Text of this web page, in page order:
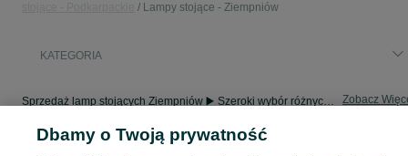
Lampy stojące - Ziempniów
KATEGORIA
Sprzedaż lamp stojących Ziempniów ▶️ Szeroki wybór różnych marek w atrakcyjnych cenach ✅ Nowe i używane ☝ Sprawdź oferty i kupuj tanio na OLX.pl! Zobacz
Dbamy o Twoją prywatność